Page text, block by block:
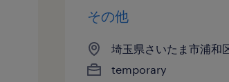
その他
埼玉県さいたま市浦和
temporary